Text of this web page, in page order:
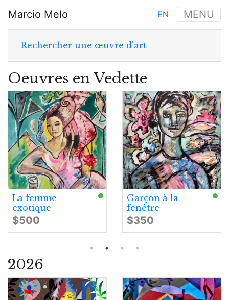
au
contenu
principal
Main
navigation
Marcio Melo MENU
EN
Rechercher une œuvre d'art
Oeuvres en Vedette
La femme
exotique
$500
Garçon à la
fenêtre
$350
2026